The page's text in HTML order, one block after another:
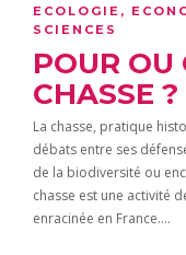
ECOLOGIE ,
SCIENCES
POUR OU
CHASSE ?
La chasse, pratique
débats entre ses
de la biodiversité ou
chasse est une activité
enracinée en France….